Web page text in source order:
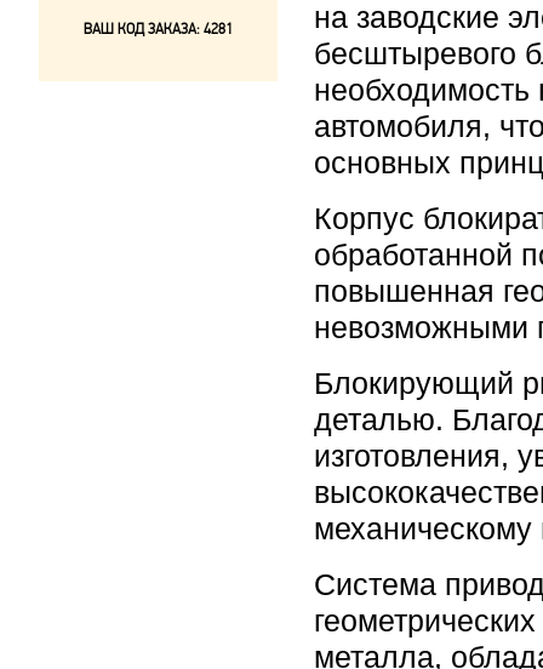
на заводские
бесштыревого
необходимость
автомобиля,
основных
Корпус
обработанной
повышенная
невозможными
Блокирующий
деталью.
изготовления,
механическому
Система
металла,
ВАШ КОД ЗАКАЗА: 4281